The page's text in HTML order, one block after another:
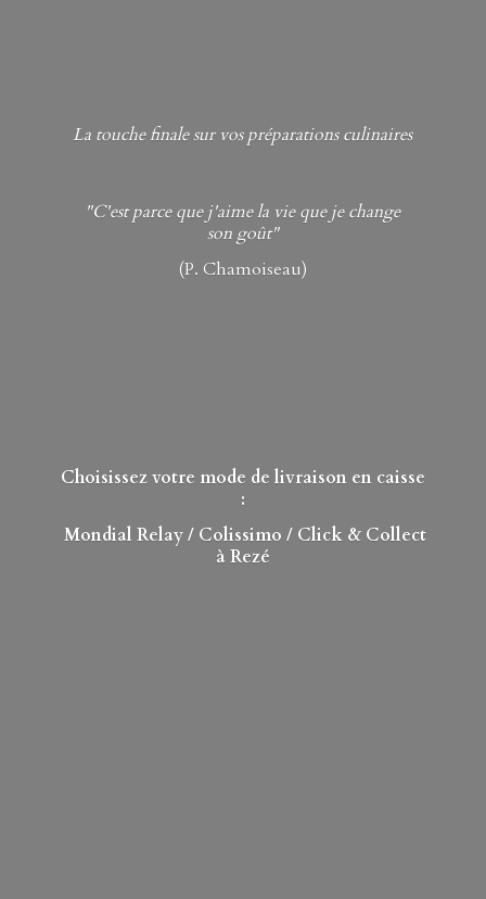
La touche finale sur vos préparations culinaires
"C'est parce que j'aime la vie que je change
son goût"
(P. Chamoiseau)
Choisissez votre mode de livraison en caisse
:
Mondial Relay/ Colissimo / Click & Collect
à Rezé